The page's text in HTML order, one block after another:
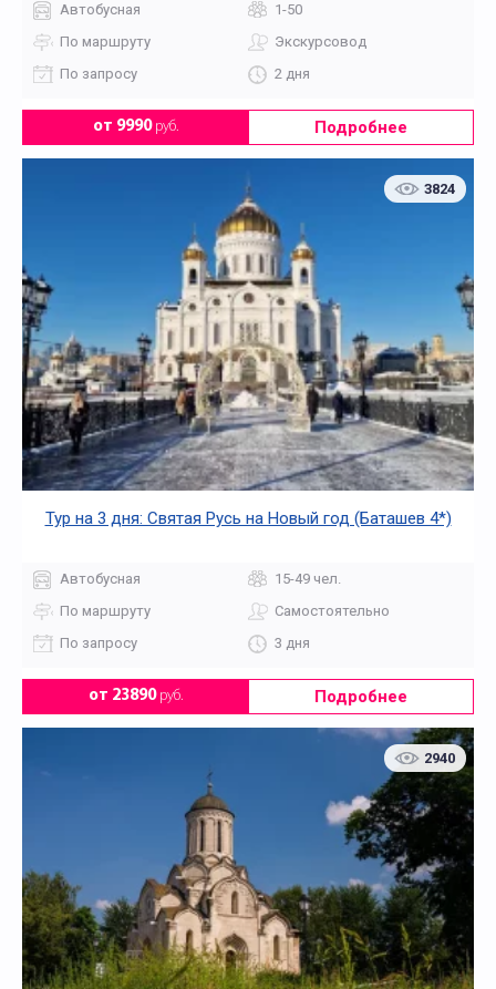
Автобусная
1-50
По маршруту
Экскурсовод
По запросу
2 дня
от 9990руб. Подробнее
3824
Тур на 3 дня: Святая Русь на Новый год (Баташев 4*)
Автобусная
15-49 чел.
По маршруту
Самостоятельно
По запросу
3 дня
от 23890руб. Подробнее
2940